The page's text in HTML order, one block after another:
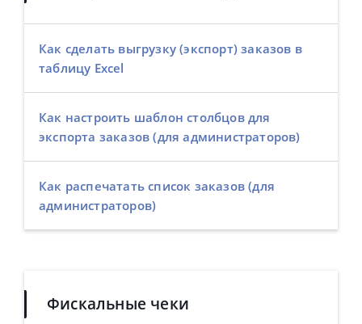
Как сделать выгрузку (экспорт) заказов в
таблицу Excel
Как настроить шаблон столбцов для
экспорта заказов (для администраторов)
Как распечатать список заказов (для
администраторов)
Фискальные чеки